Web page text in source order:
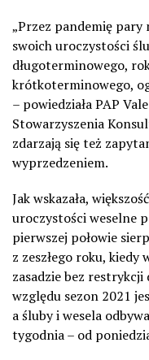
„Przez pandemię pary
swoich uroczystości
długoterminowego,
krótkoterminowego,
– powiedziała PAP
Stowarzyszenia
zdarzają się też
wyprzedzeniem.
Jak wskazała,
uroczystości weselne
pierwszej połowie
z zeszłego roku, kiedy
zasadzie bez
względu sezon 2021
a śluby i wesela
tygodnia – od